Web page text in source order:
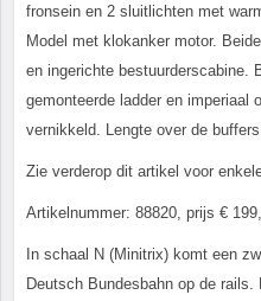
fronsein en 2 sluitlichten met
Model met klokanker motor.
en ingerichte bestuurderscabine.
gemonteerde ladder en imperiaal
vernikkeld. Lengte over de
Zie verderop dit artikel voor
Artikelnummer: 88820, prijs €
In schaal N (Minitrix) komt een
Deutsch Bundesbahn op de